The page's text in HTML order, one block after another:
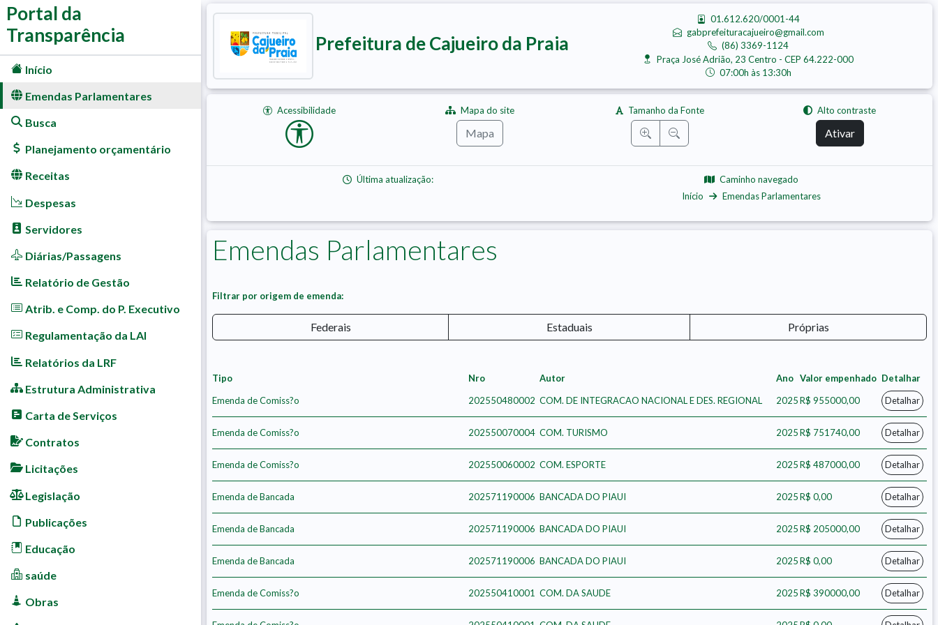
Portal da
Transparência
Início
Emendas Parlamentares
Busca
Planejamento orçamentário
Receitas
Despesas
Servidores
Diárias/Passagens
Relatório de Gestão
Atrib. e Comp. do P. Executivo
Regulamentação da LAI
Relatórios da LRF
Estrutura Administrativa
Carta de Serviços
Contratos
Licitações
Legislação
Publicações
Educação
saúde
Obras
Prefeitura de Cajueiro da Praia
01.612.620/0001-44
gabprefeituracajueiro@gmail.com
(86) 3369-1124
Praça José Adrião, 23 Centro - CEP 64.222-000
07:00h às 13:30h
Acessibilidade Mapa do site
Mapa
Tamanho da Fonte Alto contraste
Ativar
Última atualização:
Caminho navegado
Início
Emendas Parlamentares
Emendas Parlamentares
Filtrar por origem de emenda:
Federais Estaduais Próprias
Tipo Nro Autor Ano Valor empenhado Detalhar
Emenda de Comiss?o
202550480002 COM. DE INTEGRACAO NACIONAL E DES. REGIONAL 2025R$ 955000,00 Detalhar
Emenda de Comiss?o 202550070004 COM. TURISMO 2025R$ 751740,00 Detalhar
Emenda de Comiss?o 202550060002 COM. ESPORTE 2025R$ 487000,00 Detalhar
Emenda de Bancada 202571190006 BANCADA DO PIAUI 2025R$ 0,00 Detalhar
Emenda de Bancada 202571190006 BANCADA DO PIAUI 2025R$ 205000,00 Detalhar
Emenda de Bancada 202571190006 BANCADA DO PIAUI 2025R$ 0,00 Detalhar
Emenda de Comiss?o 202550410001 COM. DA SAUDE 2025R$ 390000,00 Detalhar